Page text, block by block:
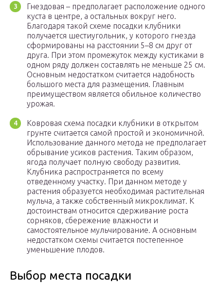
Гнездовая – предполагает расположение одного
куста в центре, а остальных вокруг него.
Благодаря такой схеме посадки клубники
получается шестиугольник, у которого гнезда
сформированы на расстоянии 5–8 см друг от
друга. При этом промежуток между кустиками в
одном ряду должен составлять не меньше 25 см.
Основным недостатком считается надобность
большого места для размещения. Главным
преимуществом является обильное количество
урожая.
Ковровая схема посадки клубники в открытом
грунте считается самой простой и экономичной.
Использование данного метода не предполагает
обрывание усиков растения. Таким образом,
ягода получает полную свободу развития.
Клубника распространяется по всему
отведенному участку. При данном методе у
растения образуется необходимая растительная
мульча, а также собственный микроклимат. К
достоинствам относится сдерживание роста
сорняков, сбережение влажности и
самостоятельное мульчирование. А основным
недостатком схемы считается постепенное
уменьшение плодов.
Выбор места посадки